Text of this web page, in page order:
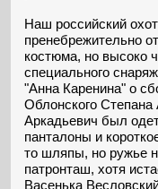
Наш российский
пренебрежительно
костюма, но высоко
специального
"Анна Каренина" о
Облонского
Аркадьевич был
панталоны и
то шляпы, но ружье
патронташ, хотя
Васенька